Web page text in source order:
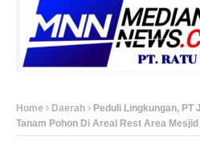
Home Daerah
Peduli Lingkungan, PT
Tanam Pohon Di Areal Rest Area